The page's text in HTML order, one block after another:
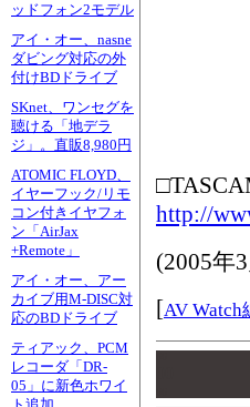
ッドフォン2モデル
アイ・オー、nasne
ダビング対応の外
付けBDドライブ
SKnet、ワンセグを
聴ける「地デラ
ジ」。直販8,980円
ATOMIC FLOYD、
イヤーフック/リモ
コン付きイヤフォ
ン「AirJax
+Remote」
アイ・オー、アー
カイブ用M-DISC対
応のBDドライブ
ティアック、PCM
レコーダ「DR-
05」に新色ホワイ
http://
(2005年
[AV Watch